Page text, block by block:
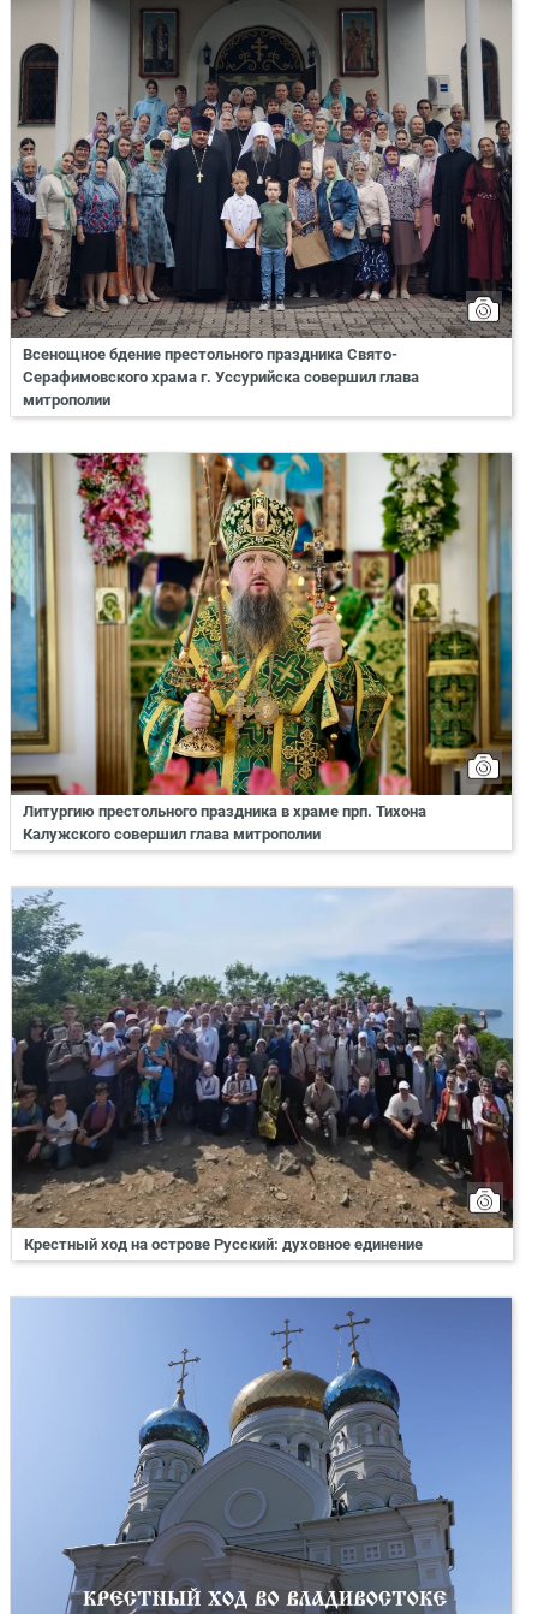
Всенощное бдение престольного праздника Свято-
Серафимовского храма г. Уссурийска совершил глава
митрополии
Литургию престольного праздника в храме прп. Тихона
Калужского совершил глава митрополии
Крестный ход на острове Русский: духовное единение